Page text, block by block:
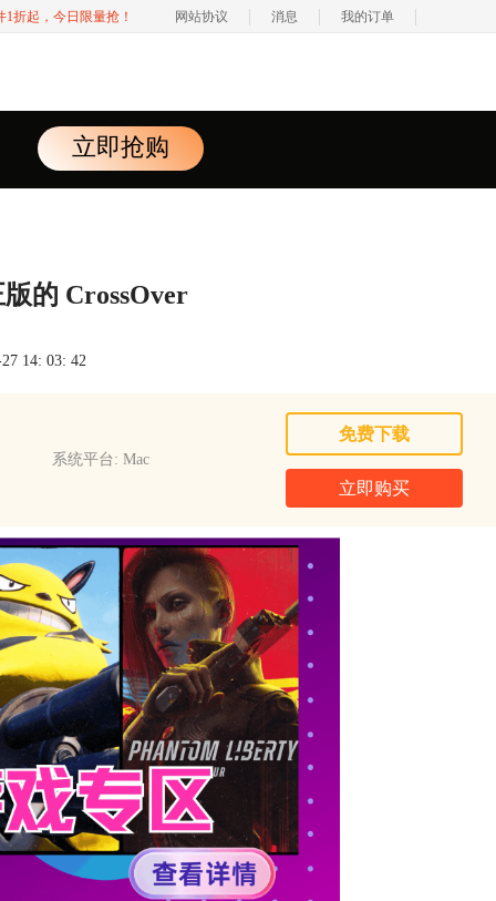
折起，今日限量抢！ 网站协议 消息 我的订单
立即抢购
的 CrossOver
14: 03: 42
系统平台: Mac
免费下载
立即购买